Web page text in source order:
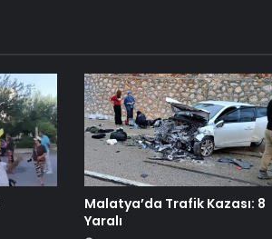
Malatya’da Trafik Kazası: 8
Yaralı